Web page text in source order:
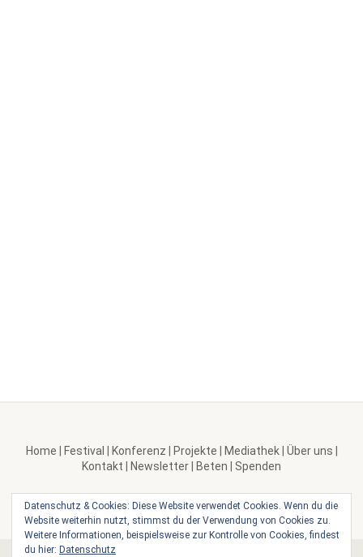
Home Festival Konferenz Projekte Mediathek| Über uns
Kontakt
Newsletter Beten Spenden
Datenschutz & Cookies: Diese Website verwendet Cookies. Wenn du die
Website weiterhin nutzt, stimmst du der Verwendung von Cookies zu.
Weitere Informationen, beispielsweise zur Kontrolle von Cookies, findest
du hier: Datenschutz